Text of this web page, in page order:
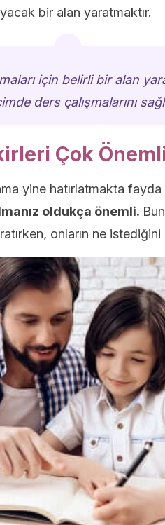
bir alan yaratmaktır.
için belirli bir alan
ders çalışmalarını
Çok
yine hatırlatmakta
oldukça önemli.
onların ne istediğini